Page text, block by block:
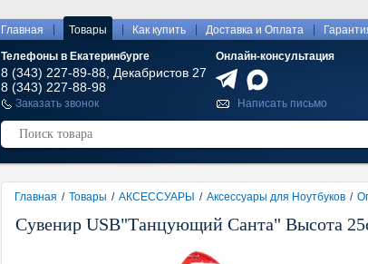
Главная Товары Как купить Доставка и Оплата
Телефоны в Екатеринбурге
8 (343) 227-89-88, Декабристов 27
8 (343) 227-88-98
Онлайн-консультация
Заказать звонок
Написать письмо
Главная / Товары / АКСЕССУАРЫ / Аксессуары для Ноутбуков /
Сувенир USB"Танцующий Санта" Высота